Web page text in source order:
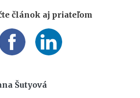
článok aj priateľom
Šutyová